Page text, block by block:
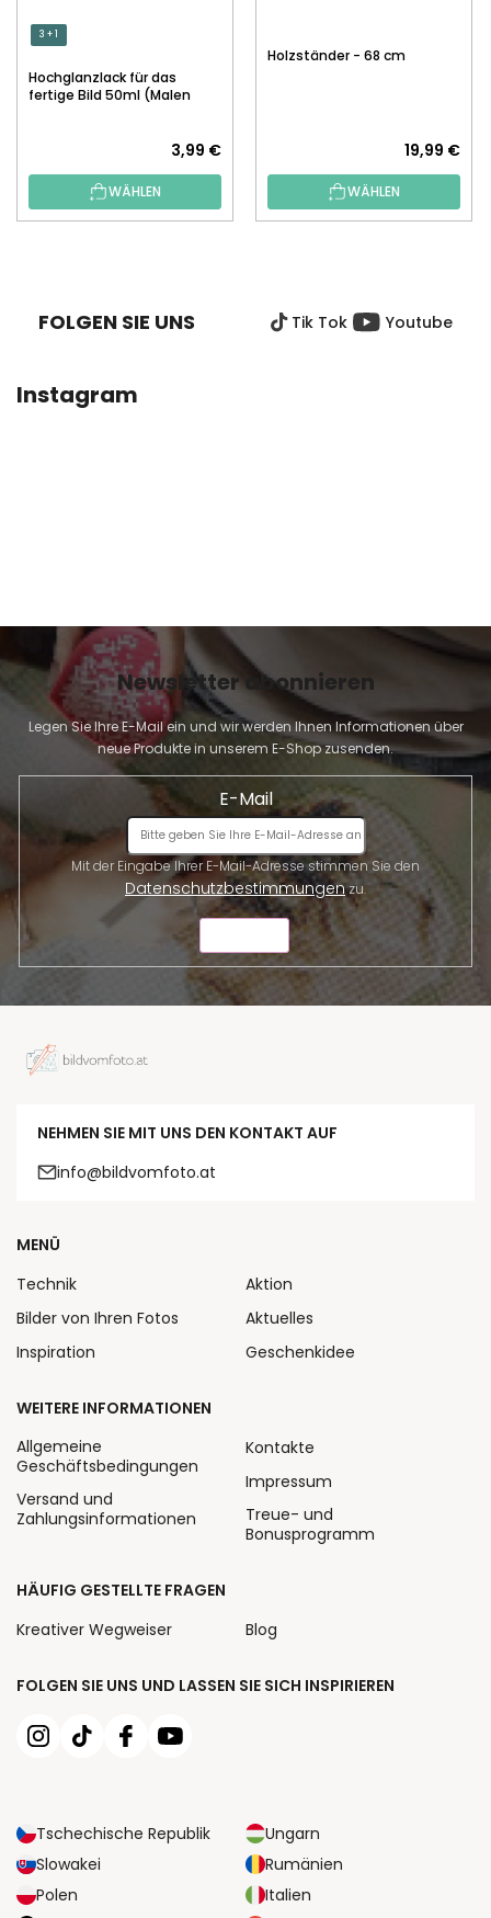
3 + 1
Hochglanzlack für das
fertige Bild 50ml (Malen
3,99 €
WÄHLEN
Holzständer - 68 cm
19,99 €
WÄHLEN
FOLGEN SIE UNS Tik Tok Youtube
Instagram
Newsletter abonnieren
Legen Sie Ihre E-Mail ein und wir werden Ihnen Informationen über
neue Produkte in unserem E-Shop zusenden.
E-Mail
Datenschutzbestimmungenzu.
NEHMEN SIE MIT UNS DEN KONTAKT AUF
info@bildvomfoto.at
FOLGEN SIE UNS UND LASSEN SIE SICH INSPIRIEREN
Tschechische Republik
Ungarn
Slowakei
Rumänien
Polen
Italien
MENÜ
Technik
Bilder von Ihren Fotos
Inspiration
Aktion
Aktuelles
Geschenkidee
WEITERE INFORMATIONEN
Allgemeine
Geschäftsbedingungen
Versand und
Zahlungsinformationen
Kontakte
Impressum
Treue- und
Bonusprogramm
HÄUFIG GESTELLTE FRAGEN
Kreativer Wegweiser
Blog